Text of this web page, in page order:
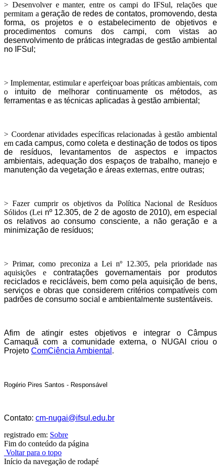
> Desenvolver e manter, entre os campi do IFSul, relações que
permitam a geração de redes de contatos, promovendo, desta
forma, os projetos e o estabelecimento de objetivos e
procedimentos comuns dos campi, com vistas ao
desenvolvimento de práticas integradas de gestão ambiental
no IFSul;
> Implementar, estimular e aperfeiçoar boas práticas ambientais, com
o intuito de melhorar continuamente os métodos, as
ferramentas e as técnicas aplicadas à gestão ambiental;
> Coordenar atividades específicas relacionadas à gestão ambiental
emcada campus, como coleta e destinação de todos os tipos
de resíduos,
levantamentos de aspectos e impactos
ambientais, adequação dos espaços de trabalho, manejo e
manutenção da vegetação e áreas externas, entre outras;
> Fazer cumprir os objetivos da Política Nacional de Resíduos
Sólidos (Lei nº 12.305, de 2 de agosto de 2010), em especial
os relativos aoconsumo consciente, a não geração e a
minimização de resíduos;
> Primar, como preconiza a Lei nº 12.305, pela prioridade nas
aquisições e contratações governamentais por produtos
reciclados e recicláveis, bem como pela aquisição de bens,
serviços e obras que considerem critérios compatíveis com
padrões de consumo social e ambientalmente sustentáveis.
Afim de atingir estes objetivos e integrar o Câmpus
Camaquã com a comunidade externa, o NUGAI criou o
Projeto ComCiência Ambiental .
Rogério Pires Santos - Responsável
Contato: cm-nugai@ifsul.edu.br
registrado em: Sobre
Fim do conteúdo da página
Voltar para o topo
Início da navegação de rodapé